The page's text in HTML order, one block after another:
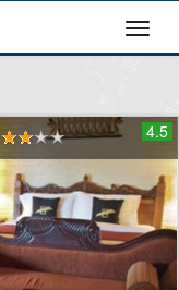
4.5